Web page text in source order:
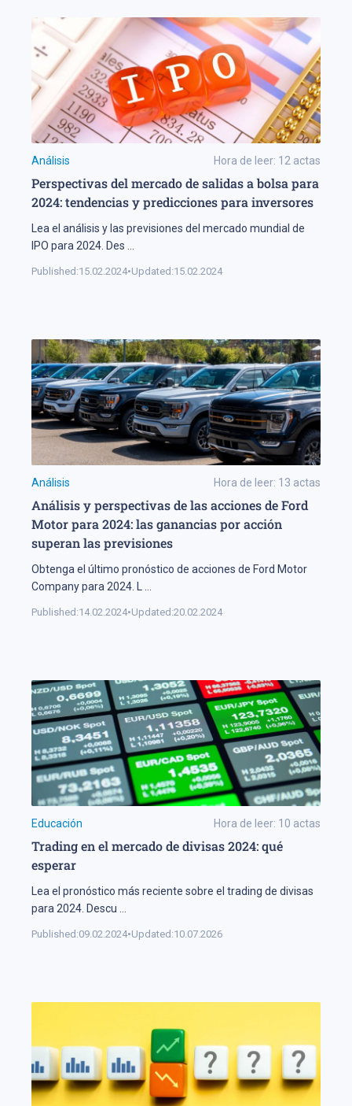
Análisis Hora de leer: 12 actas
Perspectivas del mercado de salidas a bolsa para
2024: tendencias y predicciones para inversores
Lea el análisis y las previsiones del mercado mundial de
IPO para 2024. Des ...
Published:15.02.2024•Updated:15.02.2024
Análisis Hora de leer: 13 actas
Análisis y perspectivas de las acciones de Ford
Motor para 2024: las ganancias por acción
superan las previsiones
Obtenga el último pronóstico de acciones de Ford Motor
Company para 2024. L ...
Published:14.02.2024•Updated:20.02.2024
Educación Hora de leer: 10 actas
Trading en el mercado de divisas 2024: qué
esperar
Lea el pronóstico más reciente sobre el trading de divisas
para 2024. Descu ...
Published:09.02.2024•Updated:10.07.2026